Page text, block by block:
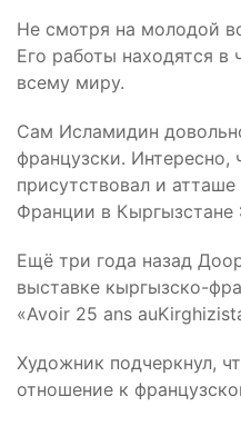
Не смотря на молодой
Его работы находятся в
всему миру.
Сам Исламидин
французски. Интересно,
присутствовал и
Франции в Кыргызстане
Ещё три года назад
выставке кыргызско-
«Avoir 25 ans au
Художник подчеркнул,
отношение к